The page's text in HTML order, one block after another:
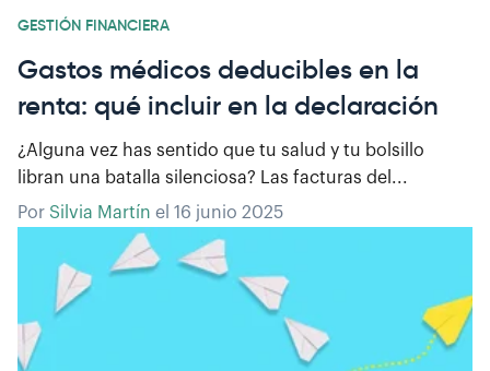
GESTIÓN FINANCIERA
Gastos médicos deducibles en la
renta: qué incluir en la declaración
¿Alguna vez has sentido que tu salud y tu bolsillo
libran una batalla silenciosa? Las facturas del...
Por Silvia Martín el 16 junio 2025